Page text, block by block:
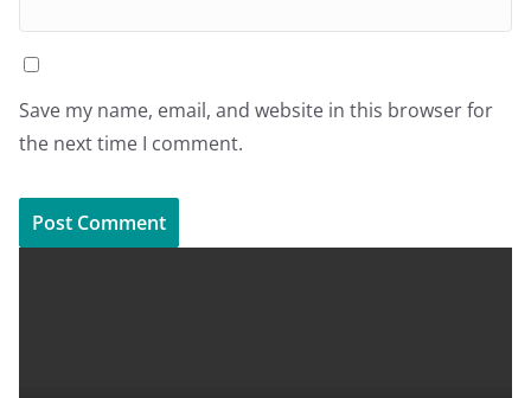
Save my name, email, and website in this browser for
the next time I comment.